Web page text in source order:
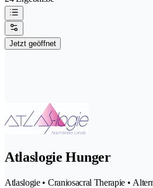
Jetzt geöffnet
Atlaslogie Hunger
Atlaslogie • Craniosacral Therapie •